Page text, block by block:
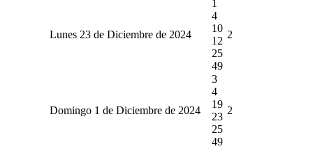
Lunes 23 de Diciembre de 2024
1
4
10
12
25
49
2
Domingo 1 de Diciembre de 2024
3
4
19
23
25
49
2